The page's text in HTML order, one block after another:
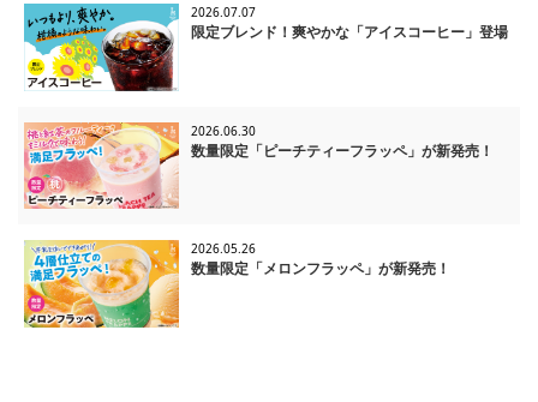
2026.07.07
限定ブレンド！爽やかな「アイスコーヒー」登場
2026.06.30
数量限定「ピーチティーフラッペ」が新発売！
2026.05.26
数量限定「メロンフラッペ」が新発売！